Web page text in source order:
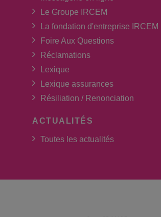
Le Groupe IRCEM
La fondation d'entreprise IRCEM
Foire Aux Questions
Réclamations
Lexique
Lexique assurances
Résiliation / Renonciation
ACTUALITÉS
Toutes les actualités